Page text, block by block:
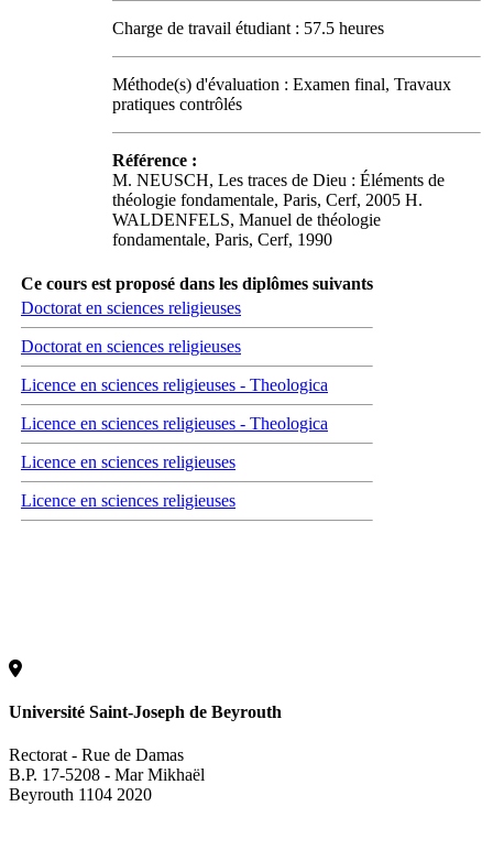
Charge de travail étudiant : 57.5 heures
Méthode(s) d'évaluation : Examen final, Travaux
pratiques contrôlés
Référence :
M. NEUSCH, Les traces de Dieu : Éléments de
théologie fondamentale, Paris, Cerf, 2005 H.
WALDENFELS, Manuel de théologie
fondamentale, Paris, Cerf, 1990
Ce cours est proposé dans les diplômes suivants
Doctorat en sciences religieuses
Doctorat en sciences religieuses
Licence en sciences religieuses - Theologica
Licence en sciences religieuses - Theologica
Licence en sciences religieuses
Licence en sciences religieuses
Université Saint-Joseph de Beyrouth
Rectorat - Rue de Damas
B.P. 17-5208 - Mar Mikhaël
Beyrouth 1104 2020